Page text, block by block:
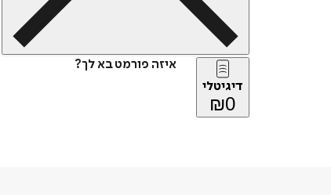
איזה פורמט בא לך?
דיגיטלי
₪0